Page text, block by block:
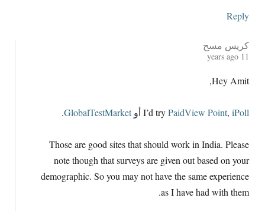
Reply
كريس مسح
11
years ago
Hey Amit
,
I’d tryPaidView Point, iPoll أوGlobalTestMarket
.
Those are good sites that should work in India. Please
note though that surveys are given out based on your
demographic. So you may not have the same experience
as I have had with them
.